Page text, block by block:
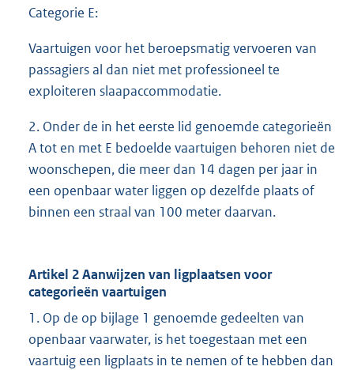
Categorie E:
Vaartuigen voor het beroepsmatig vervoeren van
passagiers al dan niet met professioneel te
exploiteren slaapaccommodatie.
2. Onder de in het eerste lid genoemde categorieën
A tot en met E bedoelde vaartuigen behoren niet de
woonschepen, die meer dan 14 dagen per jaar in
een openbaar water liggen op dezelfde plaats of
binnen een straal van 100 meter daarvan.
Artikel 2 Aanwijzen van ligplaatsen voor
categorieën vaartuigen
1. Op de op bijlage 1 genoemde gedeelten van
openbaar vaarwater, is het toegestaan met een
vaartuig een ligplaats in te nemen of te hebben dan